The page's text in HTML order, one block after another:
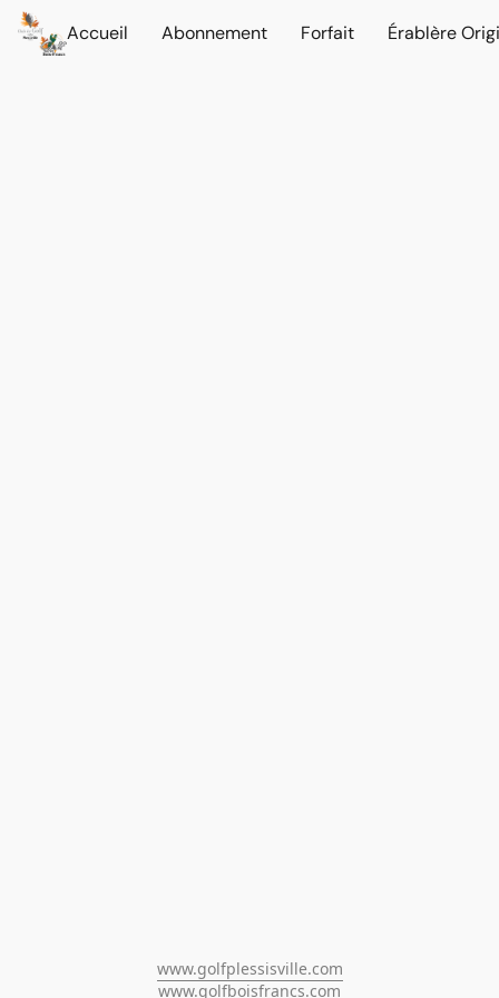
Accueil Abonnement Forfait Érablère
www.golfplessisville.com
www.golfboisfrancs.com